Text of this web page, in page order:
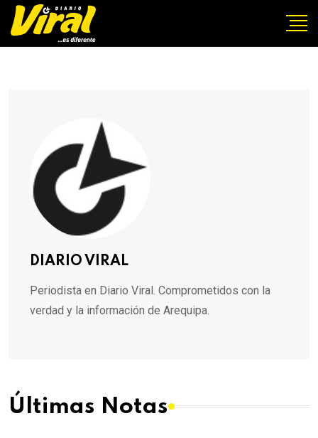
DIARIO VIRAL
Periodista en Diario Viral. Comprometidos con la
verdad y la información de Arequipa.
Últimas Notas